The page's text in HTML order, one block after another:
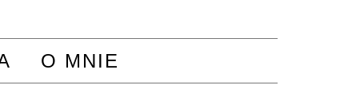
O MNIE